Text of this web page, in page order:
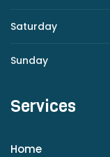
Saturday
Sunday
Services
Home